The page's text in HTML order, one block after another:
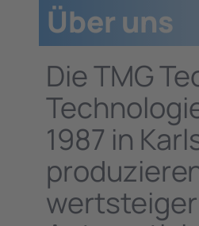
Über uns
Die TMG
1987 in